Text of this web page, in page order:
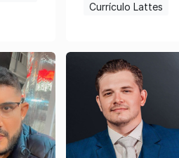
Currículo Lattes